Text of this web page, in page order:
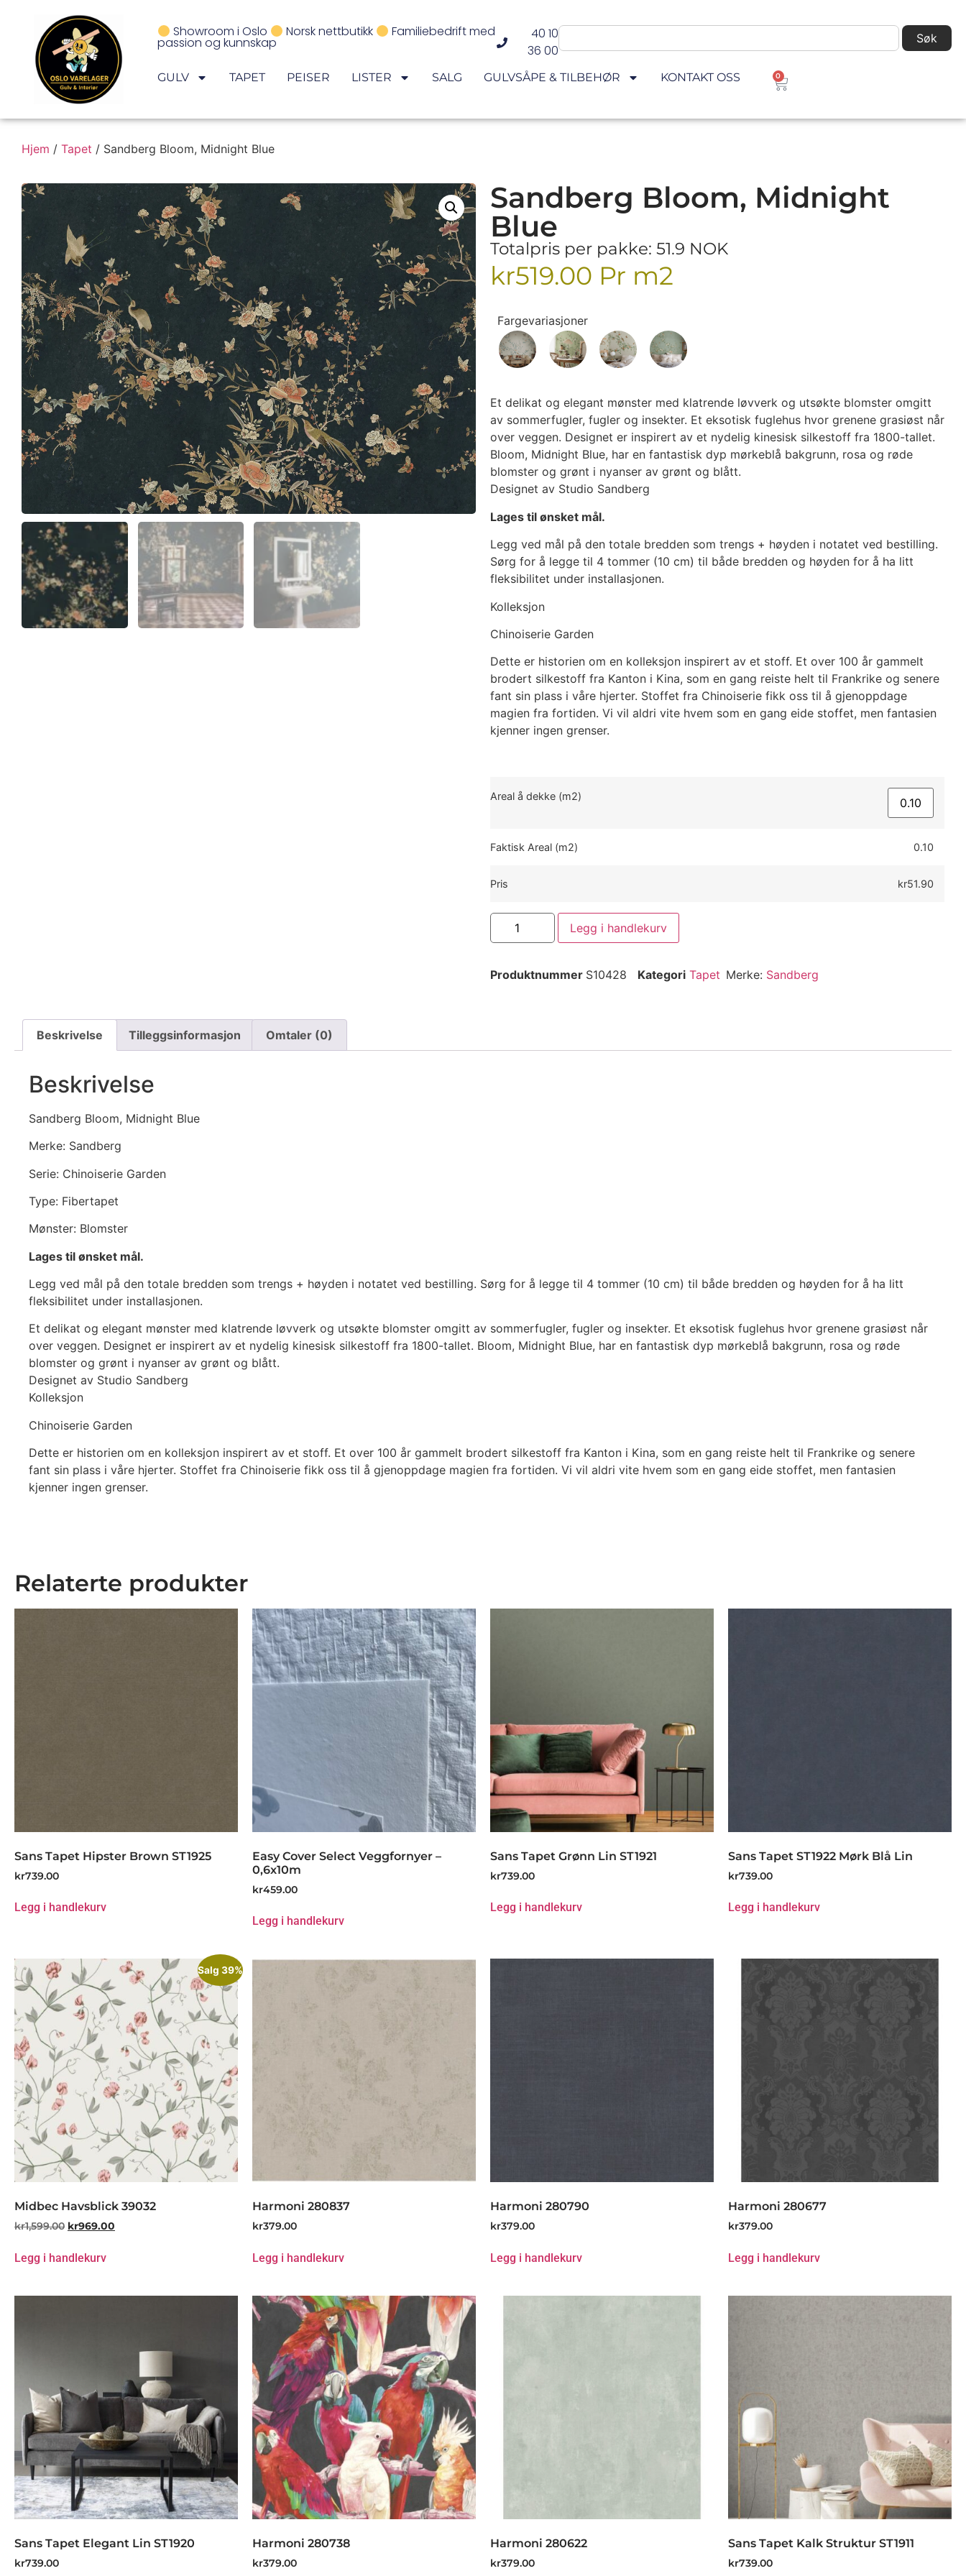
Showroom i Oslo Norsk nettbutikk Familiebedrift med
passion og kunnskap
40 10
36 00
Søk
GULV TAPET PEISER LISTER SALG GULVSÅPE & TILBEHØR KONTAKT OSS 0
Hjem / Tapet / Sandberg Bloom, Midnight Blue
Sandberg Bloom, Midnight
Blue
Totalpris per pakke: 51.9 NOK
kr519.00 Pr m2
Fargevariasjoner
Et delikat og elegant mønster med klatrende løvverk og utsøkte blomster omgitt
av sommerfugler, fugler og insekter. Et eksotisk fuglehus hvor grenene grasiøst når
over veggen. Designet er inspirert av et nydelig kinesisk silkestoff fra 1800-tallet.
Bloom, Midnight Blue, har en fantastisk dyp mørkeblå bakgrunn, rosa og røde
blomster og grønt i nyanser av grønt og blått.
Designet av Studio Sandberg
Lages til ønsket mål.
Legg ved mål på den totale bredden som trengs + høyden i notatet ved bestilling.
Sørg for å legge til 4 tommer (10 cm) til både bredden og høyden for å ha litt
fleksibilitet under installasjonen.
Kolleksjon
Chinoiserie Garden
Dette er historien om en kolleksjon inspirert av et stoff. Et over 100 år gammelt
brodert silkestoff fra Kanton i Kina, som en gang reiste helt til Frankrike og senere
fant sin plass i våre hjerter. Stoffet fra Chinoiserie fikk oss til å gjenoppdage
magien fra fortiden. Vi vil aldri vite hvem som en gang eide stoffet, men fantasien
kjenner ingen grenser.
Areal å dekke (m2)
Faktisk Areal (m2) 0.10
Pris kr51.90
Legg i handlekurv
Produktnummer S10428 Kategori Tapet Merke: Sandberg
Beskrivelse Tilleggsinformasjon Omtaler (0)
Beskrivelse
Sandberg Bloom, Midnight Blue
Merke: Sandberg
Serie: Chinoiserie Garden
Type: Fibertapet
Mønster: Blomster
Lages til ønsket mål.
Legg ved mål på den totale bredden som trengs + høyden i notatet ved bestilling. Sørg for å legge til 4 tommer (10 cm) til både bredden og høyden for å ha litt
fleksibilitet under installasjonen.
Et delikat og elegant mønster med klatrende løvverk og utsøkte blomster omgitt av sommerfugler, fugler og insekter. Et eksotisk fuglehus hvor grenene grasiøst når
over veggen. Designet er inspirert av et nydelig kinesisk silkestoff fra 1800-tallet. Bloom, Midnight Blue, har en fantastisk dyp mørkeblå bakgrunn, rosa og røde
blomster og grønt i nyanser av grønt og blått.
Designet av Studio Sandberg
Kolleksjon
Chinoiserie Garden
Dette er historien om en kolleksjon inspirert av et stoff. Et over 100 år gammelt brodert silkestoff fra Kanton i Kina, som en gang reiste helt til Frankrike og senere
fant sin plass i våre hjerter. Stoffet fra Chinoiserie fikk oss til å gjenoppdage magien fra fortiden. Vi vil aldri vite hvem som en gang eide stoffet, men fantasien
kjenner ingen grenser.
Relaterte produkter
Sans Tapet Hipster Brown ST1925
kr739.00
Legg i handlekurv
Easy Cover Select Veggfornyer –
0,6x10m
kr459.00
Legg i handlekurv
Sans Tapet Grønn Lin ST1921
kr739.00
Legg i handlekurv
Sans Tapet ST1922 Mørk Blå Lin
kr739.00
Legg i handlekurv
Salg 39%
Midbec Havsblick 39032
kr1,599.00 kr969.00
Legg i handlekurv
Harmoni 280837
kr379.00
Legg i handlekurv
Harmoni 280790
kr379.00
Legg i handlekurv
Harmoni 280677
kr379.00
Legg i handlekurv
Sans Tapet Elegant Lin ST1920
kr739.00
Harmoni 280738
kr379.00
Harmoni 280622
kr379.00
Sans Tapet Kalk Struktur ST1911
kr739.00